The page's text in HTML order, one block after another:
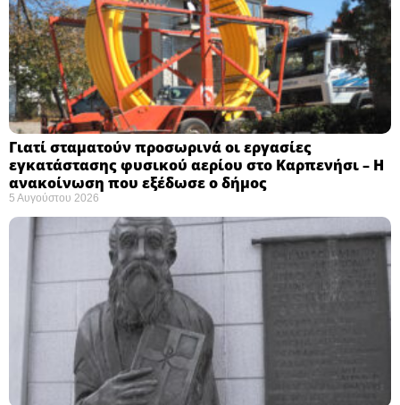
Γιατί σταματούν προσωρινά οι εργασίες
εγκατάστασης φυσικού αερίου στο Καρπενήσι – Η
ανακοίνωση που εξέδωσε ο δήμος
5 Αυγούστου 2026